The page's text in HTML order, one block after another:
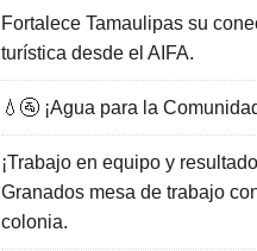
Fortalece Tamaulipas su
turística desde el AIFA.
💧🚰 ¡Agua para la
¡Trabajo en equipo y
Granados mesa de trabajo
colonia.